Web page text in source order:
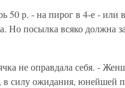
50 р. - на пирог в 4-е - или
Но посылка всяко должна
не оправдала себя. -
в силу ожидания, юнейшей